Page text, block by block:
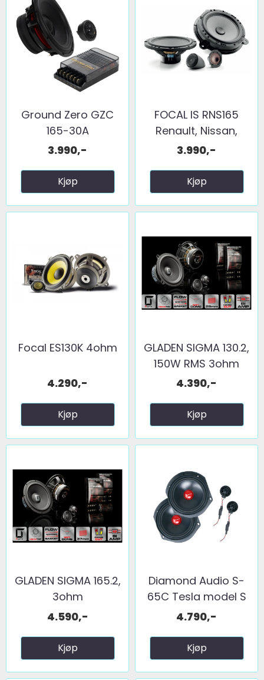
Ground Zero GZC
165-30A
Jubileumsmodell
3.990,-
Kjøp
FOCAL IS RNS165
Renault, Nissan,
Dacia
3.990,-
Kjøp
Focal ES130K 4ohm
4.290,-
Kjøp
GLADEN SIGMA 130.2,
150W RMS 3ohm
4.390,-
Kjøp
GLADEN SIGMA 165.2,
3ohm
4.590,-
Kjøp
Diamond Audio S-
65C Tesla model S
2ohm
4.790,-
Kjøp